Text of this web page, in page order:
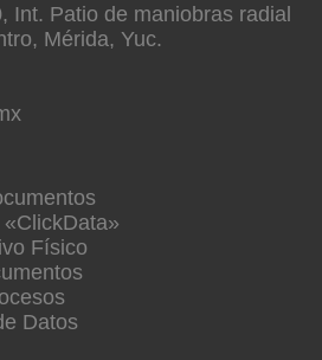
Int. Patio de maniobras radial
Mérida, Yuc.
Físico
Datos